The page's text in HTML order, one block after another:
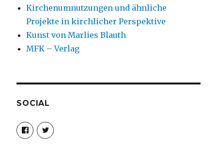
Kirchenumnutzungen und ähnliche
Projekte in kirchlicher Perspektive
Kunst von Marlies Blauth
MFK – Verlag
SOCIAL
Profil
von
christoph.fleischer1
Profil
von